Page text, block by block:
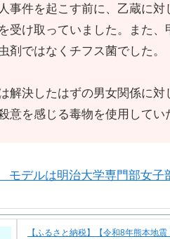
事件を起こす前に、乙蔵に
受け取っていました。また
剤ではなくチフス菌でした。
解決したはずの男女関係に
意を感じる毒物を使用してい
モデルは明治大学専門部女子
【ふるさと納税】【令和8年熊本地震